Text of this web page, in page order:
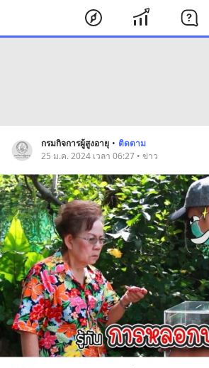
กรมกิจการผู้สูงอายุ • ติดตาม
25 ม.ค. 2024 เวลา 06:27 • ข่าว